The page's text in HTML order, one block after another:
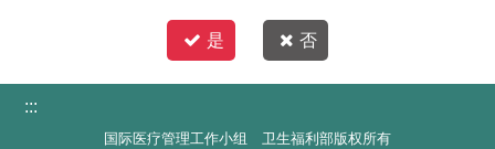
是 否
:::
国际医疗管理工作小组 卫生福利部版权所有